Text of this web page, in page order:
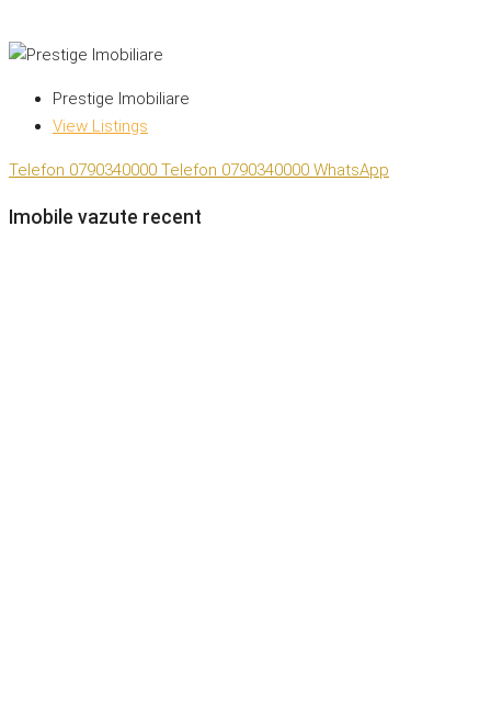
Prestige Imobiliare
View Listings
Telefon 0790340000 Telefon 0790340000 WhatsApp
Imobile vazute recent